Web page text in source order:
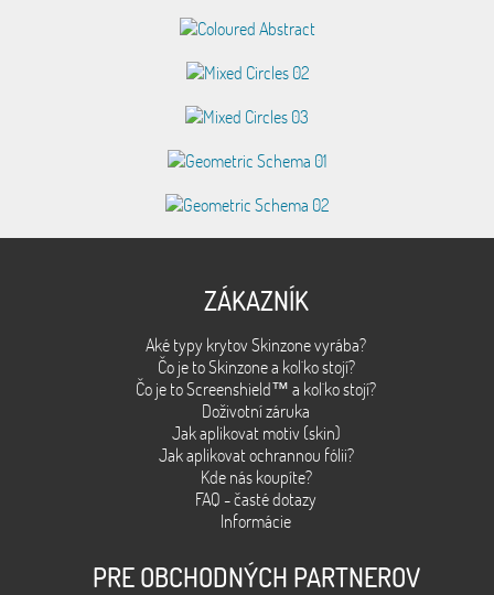
ZÁKAZNÍK
Aké typy krytov Skinzone vyrába?
Čo je to Skinzone a kol´ko stojí?
Čo je to Screenshield™ a kol´ko stojí?
Doživotní záruka
Jak aplikovat motiv (skin)
Jak aplikovat ochrannou fólii?
Kde nás koupíte?
FAQ - časté dotazy
Informácie
PRE OBCHODNÝCH PARTNEROV